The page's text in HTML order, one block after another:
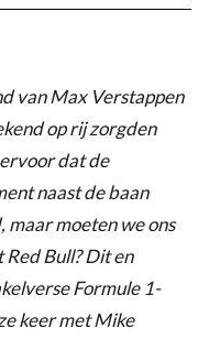
van Max Verstappen
op rij zorgden
dat de
naast de baan
maar moeten we ons
Bull? Dit en
Formule 1-
keer met Mike